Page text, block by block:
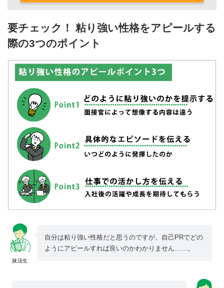
要チェック！ 粘り強い性格をアピールする
際の3つのポイント
就活生
自分は粘り強い性格だと思うのですが、自己PRでどの
ようにアピールすれば良いのかわかりません……。